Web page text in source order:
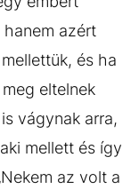
hanem azért
és ha
eltelnek
vágynak arra,
mellett és így
az volt a